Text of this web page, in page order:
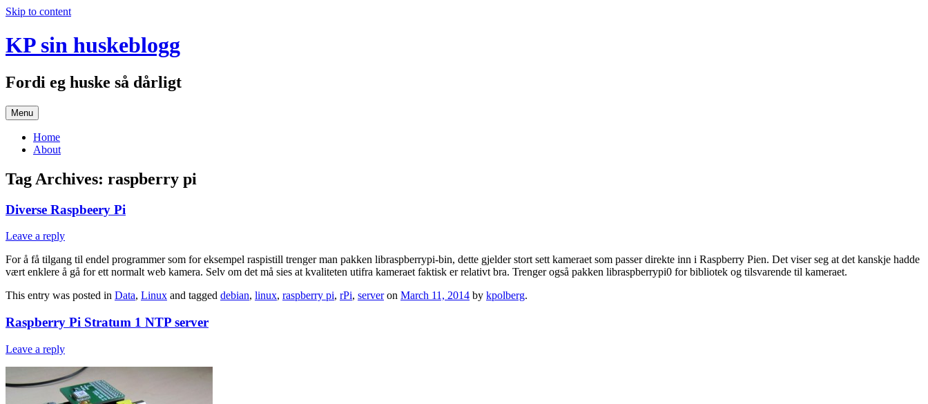
Skip to content
KP sin huskeblogg
Fordi eg huske så dårligt
Menu
Home
About
Tag Archives: raspberry pi
Diverse Raspbeery Pi
Leave a reply
For å få tilgang til endel programmer som for eksempel raspistill trenger man pakken libraspberrypi-bin, dette gjelder stort sett kameraet som passer direkte inn i Raspberry Pien. Det viser seg at det kanskje hadde
vært enklere å gå for ett normalt web kamera. Selv om det må sies at kvaliteten utifra kameraet faktisk er relativt bra. Trenger også pakken libraspberrypi0 for bibliotek og tilsvarende til kameraet.
This entry was posted in Data, Linux and tagged debian, linux, raspberry pi, rPi, serveron March 11, 2014 by kpolberg.
Raspberry Pi Stratum 1 NTP server
Leave a reply